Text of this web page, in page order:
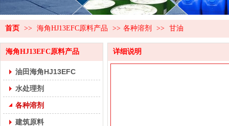
首页 >> 海角HJ13EFC原料产品 >> 各种溶剂 >> 甘油
海角HJ13EFC原料产品
油田海角HJ13EFC
水处理剂
各种溶剂
建筑原料
详细说明